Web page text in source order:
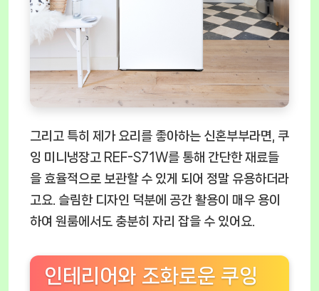
그리고 특히 제가 요리를 좋아하는 신혼부부라면, 쿠
잉 미니냉장고 REF-S71W를 통해 간단한 재료들
을 효율적으로 보관할 수 있게 되어 정말 유용하더라
고요. 슬림한 디자인 덕분에 공간 활용이 매우 용이
하여 원룸에서도 충분히 자리 잡을 수 있어요.
인테리어와 조화로운 쿠잉